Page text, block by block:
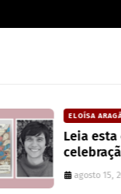
ELOÍSA
Leia esta
agosto 15,